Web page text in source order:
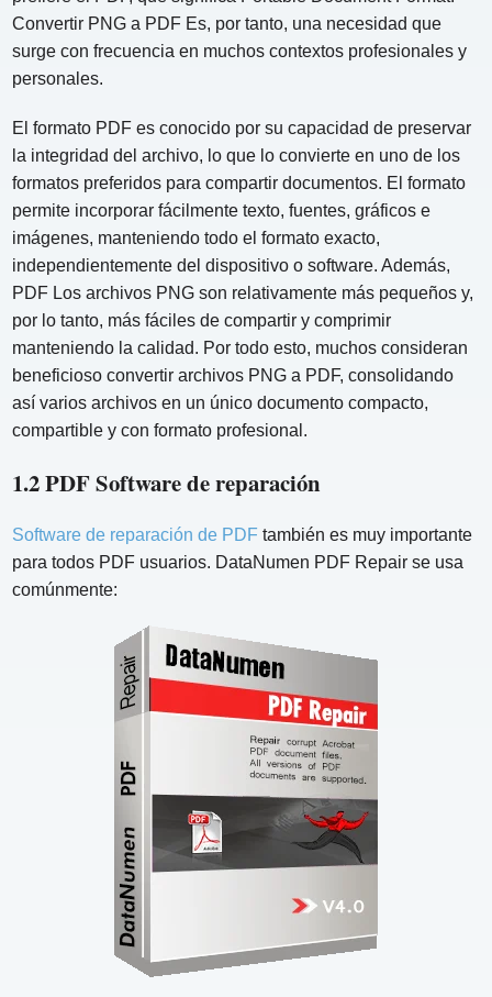
Convertir PNG a PDF Es, por tanto, una necesidad que
surge con frecuencia en muchos contextos profesionales y
personales.
El formato PDF es conocido por su capacidad de preservar
la integridad del archivo, lo que lo convierte en uno de los
formatos preferidos para compartir documentos. El formato
permite incorporar fácilmente texto, fuentes, gráficos e
imágenes, manteniendo todo el formato exacto,
independientemente del dispositivo o software. Además,
PDF Los archivos PNG son relativamente más pequeños y,
por lo tanto, más fáciles de compartir y comprimir
manteniendo la calidad. Por todo esto, muchos consideran
beneficioso convertir archivos PNG a PDF, consolidando
así varios archivos en un único documento compacto,
compartible y con formato profesional.
1.2 PDF Software de reparación
Software de reparación de PDF también es muy importante
para todos PDF usuarios. DataNumen PDF Repair se usa
comúnmente: